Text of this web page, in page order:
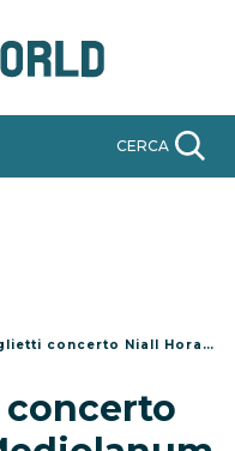
CERCA
Niall Horan al Mediolanum Forum di Milano